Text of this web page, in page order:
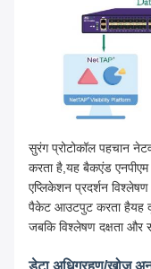
सुरंग प्रोटोकॉल पहचान
करता है,यह बैकएंड एनपीएम
एप्लिकेशन प्रदर्शन
पैकेट आउटपुट करता हैयह
जबकि विश्लेषण दक्षता और